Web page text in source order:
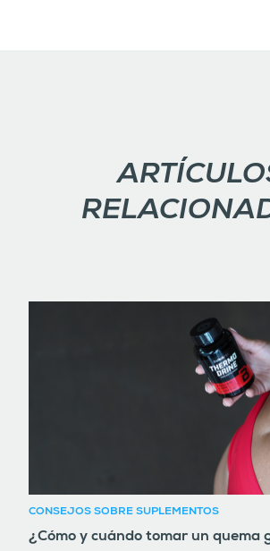
CONSEJOS SOBRE SUPLEMENTOS
¿Cómo y cuándo tomar un quema